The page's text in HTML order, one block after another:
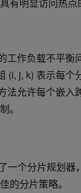
作负载不平衡
(i, j, k) 表示每个
法允许每个嵌入
。
一个分片规划
的分片策略。